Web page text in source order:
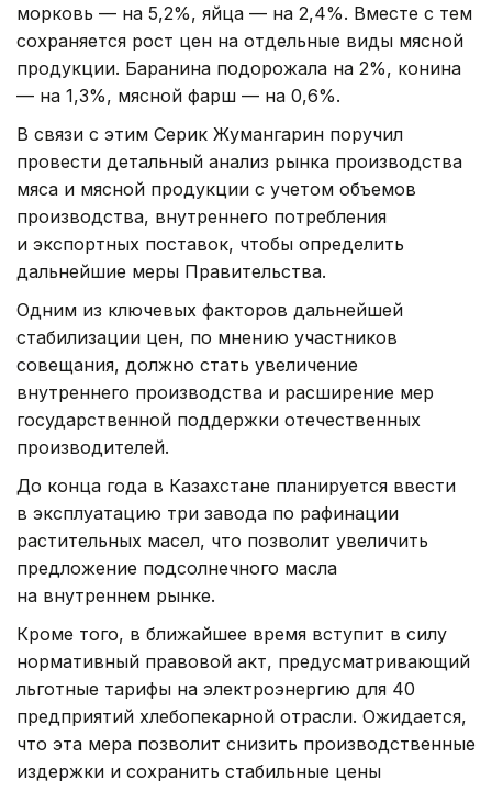
морковь — на 5,2%, яйца — на 2,4%. Вместе с тем
сохраняется рост цен на отдельные виды мясной
продукции. Баранина подорожала на 2%, конина
— на 1,3%, мясной фарш — на 0,6%.
В связи с этим Серик Жумангарин поручил
провести детальный анализ рынка производства
мяса и мясной продукции с учетом объемов
производства, внутреннего потребления
и экспортных поставок, чтобы определить
дальнейшие меры Правительства.
Одним из ключевых факторов дальнейшей
стабилизации цен, по мнению участников
совещания, должно стать увеличение
внутреннего производства и расширение мер
государственной поддержки отечественных
производителей.
До конца года в Казахстане планируется ввести
в эксплуатацию три завода по рафинации
растительных масел, что позволит увеличить
предложение подсолнечного масла
на внутреннем рынке.
Кроме того, в ближайшее время вступит в силу
нормативный правовой акт, предусматривающий
льготные тарифы на электроэнергию для 40
предприятий хлебопекарной отрасли. Ожидается,
что эта мера позволит снизить производственные
издержки и сохранить стабильные цены